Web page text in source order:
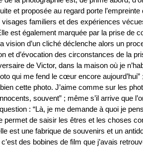
et proposée au regard porte
visages familiers et des expériences
est également marquée par la prise de
vision d’un cliché déclenche alors un
et d’évocation des circonstances de la
de Victor, dans la maison où je
qui me fend le cœur encore aujourd’hui”
bien cette photo. J’aime comme sur les
souvent” ; même s’il arrive que
: “Là, je me demande à quoi je
permet de saisir les êtres et les choses
est une fabrique de souvenirs et un
des bobines de film que j’avais